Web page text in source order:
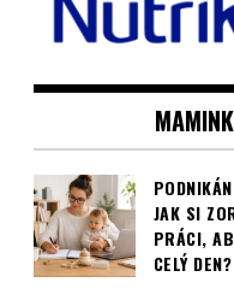
JAK SI
PRÁCI,
CELÝ DEN?